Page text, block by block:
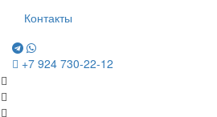
Контакты
+7 924 730-22-12